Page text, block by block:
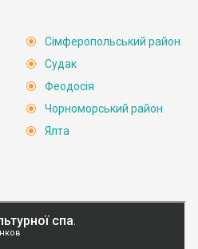
Сімферопольський район
Судак
Феодосія
Чорноморський район
Ялта